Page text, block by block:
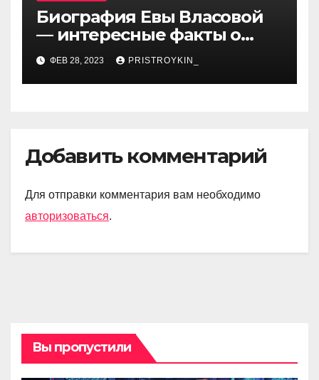
Биография Евы Власовой
— интересные факты о
личной жизни популярной
исполнительницы
ФЕВ 28, 2023 PRISTROYKIN_
Добавить комментарий
Для отправки комментария вам необходимо
авторизоваться.
Вы пропустили